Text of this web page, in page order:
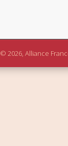
© 2026, Alliance